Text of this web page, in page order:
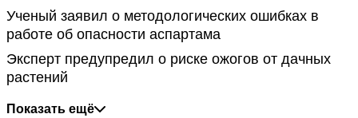
Ученый заявил о методологических ошибках в
работе об опасности аспартама
Эксперт предупредил о риске ожогов от дачных
растений
Показать ещё